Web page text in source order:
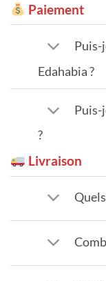
Paiement
Puis-
Edahabia ?
Puis-
?
Livraison